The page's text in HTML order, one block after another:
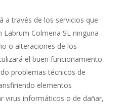
a través de los servicios que
Labrum Colmena SL ninguna
o alteraciones de los
el buen funcionamiento
problemas técnicos de
elementos
virus informáticos o de dañar,